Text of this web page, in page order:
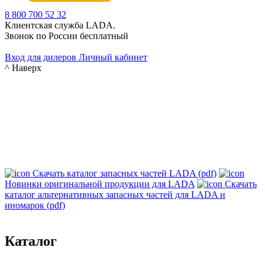
8 800 700 52 32
Клиентская служба LADA.
Звонок по России бесплатный
Вход для дилеров Личный кабинет
^ Наверх
Скачать каталог запасных частей LADA (pdf)
Новинки оригинальной продукции для LADA
Скачать
каталог альтернативных запасных частей для LADA и
иномарок (pdf)
Каталог